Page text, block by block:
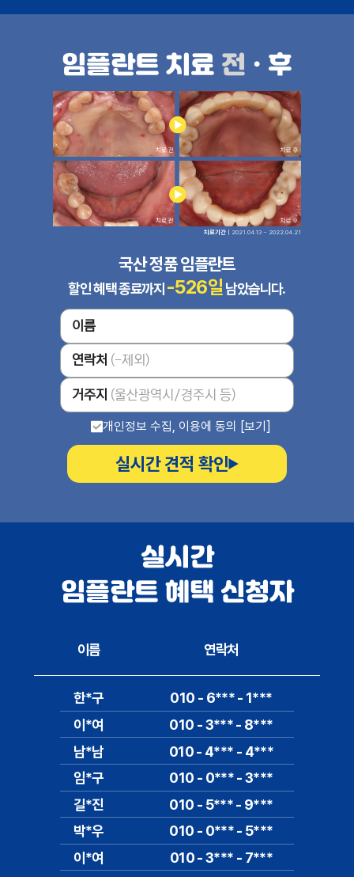
임플란트 치료 전 •후
치료기간ㅣ2021.04.13 ~ 2022.04.21
국산 정품 임플란트
할인 혜택 종료까지 -526일 남았습니다.
이름
연락처 (-제외)
거주지 (울산광역시/경주시 등)
개인정보 수집, 이용에 동의 [보기]
실시간 견적 확인
실시간
임플란트 혜택 신청자
이름 연락처
한*구
010 - 6*** - 1***
이*여
010 - 3*** - 8***
남*남
010 - 4*** - 4***
임*구
010 - 0*** - 3***
길*진
010 - 5*** - 9***
박*우
010 - 0*** - 5***
이*여
010 - 3*** - 7***